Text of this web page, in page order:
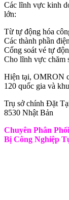
Các lĩnh vực kinh
lớn:
Từ tự động hóa
Các thành phần
Cổng soát vé tự
Cho lĩnh vực chăm
Hiện tại, OMRON
120 quốc gia và
Trụ sở chính Đặt
8530 Nhật Bản
Chuyên Phân
Bị Công Nghiệp